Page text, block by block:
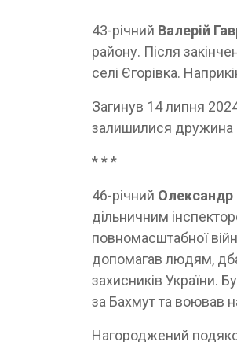
43-річний Валерій
району. Після
селі Єгорівка.
Загинув 14 липня
залишилися дружина
* * *
46-річний Олександр
дільничним
повномасштабної
допомагав людям,
захисників України.
за Бахмут та воював
Нагороджений